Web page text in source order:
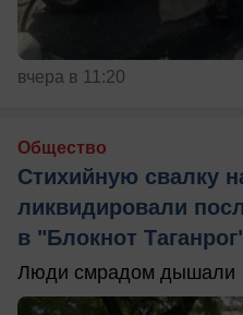
вчера в 11:20
Общество
Стихийную свалку
ликвидировали
в "Блокнот
Люди смрадом дышали